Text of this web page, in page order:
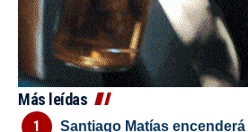
Más leídas
Santiago Matías encenderá